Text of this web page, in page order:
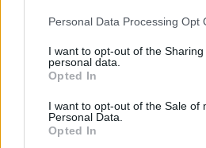
Personal Data Processing Opt
I want to opt-out of the
personal data.
Opted In
I want to opt-out of the Sale of
Personal Data.
Opted In
Na silnici u Trhové Kamenice
pachové ohradníky proti zvěři
25.7.2026 17:10 | TRHOVÁ KAMENICE (
I/